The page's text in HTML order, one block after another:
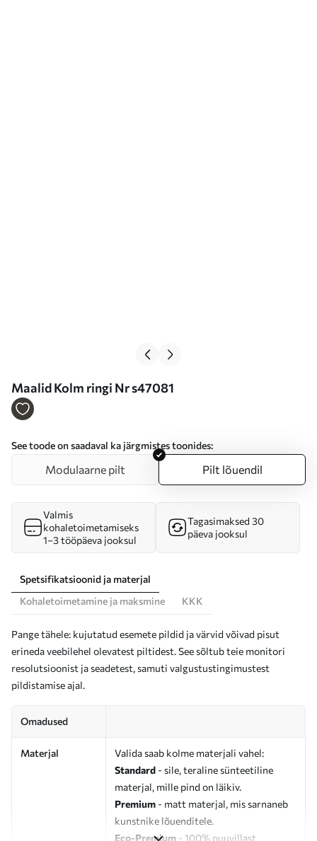
Maalid Kolm ringi Nr s47081
See toode on saadaval ka järgmistes toonides:
Modulaarne pilt Pilt lõuendil
Valmis
kohaletoimetamiseks
1–3 tööpäeva jooksul
Tagasimaksed 30
päeva jooksul
Spetsifikatsioonid ja materjal
Kohaletoimetamine ja maksmine
KKK
Pange tähele: kujutatud esemete pildid ja värvid võivad pisut
erineda veebilehel olevatest piltidest. See sõltub teie monitori
resolutsioonist ja seadetest, samuti valgustustingimustest
pildistamise ajal.
Omadused
Materjal
Valida saab kolme materjali vahel:
Standard - sile, teraline sünteetiline
materjal, mille pind on läikiv.
Premium - matt materjal, mis sarnaneb
kunstnike lõuenditele.
Eco-Premium - 100% puuvillast